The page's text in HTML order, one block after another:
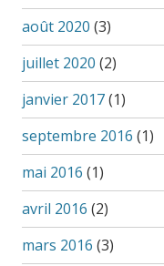
août 2020 (3)
juillet 2020 (2)
janvier 2017(1)
septembre 2016 (1)
mai 2016 (1)
avril 2016 (2)
mars 2016 (3)